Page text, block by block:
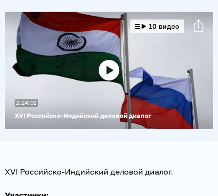
Воспроизвести
XVI Российско-Индийский деловой диалог
2:24:01
10 видео
XVI Российско-Индийский деловой диалог.